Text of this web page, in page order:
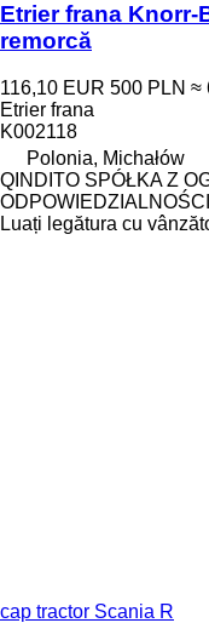
Etrier frana Knorr-
remorcă
116,10 EUR 500 PLN ≈
Etrier frana
K002118
Polonia, Michałów
QINDITO SPÓŁKA Z
Luați legătura cu
cap tractor Scania R